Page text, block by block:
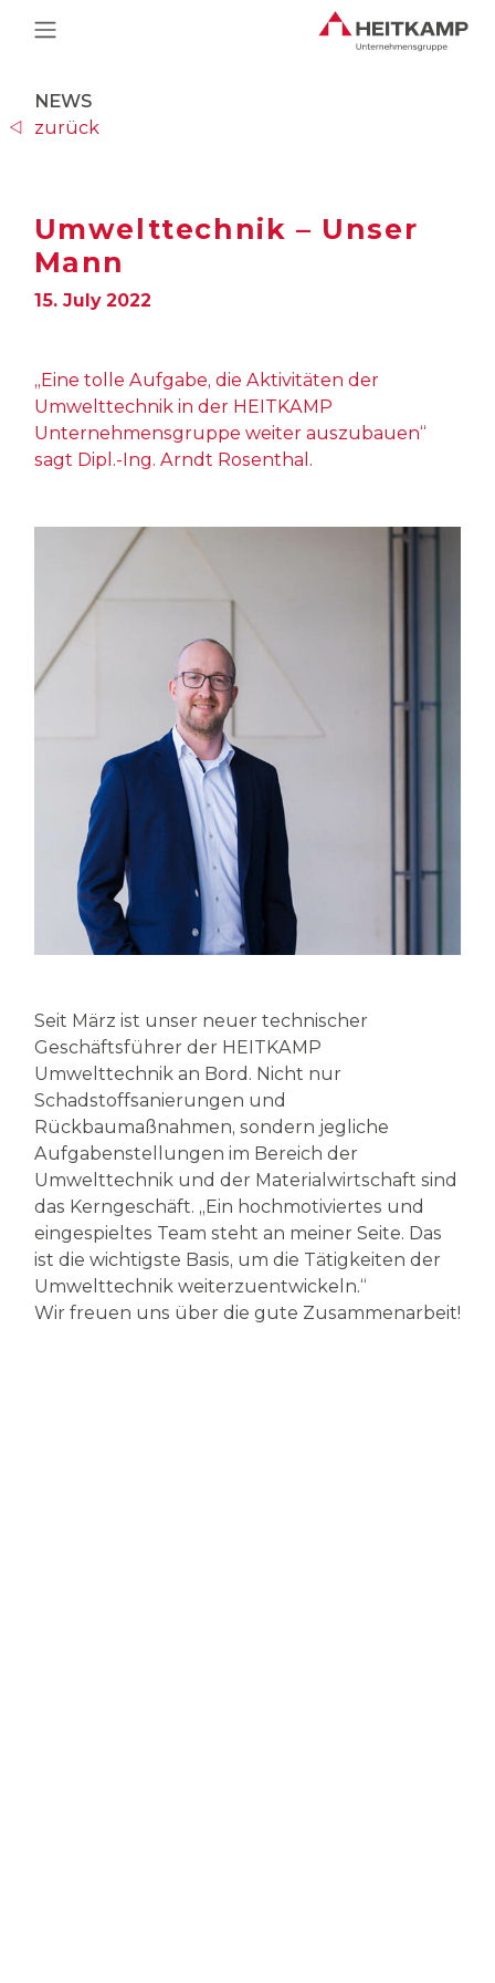
Main Navigation
NEWS
zurück
Umwelttechnik – Unser
Mann
15. July 2022
„Eine tolle Aufgabe, die Aktivitäten der
Umwelttechnik in der HEITKAMP
Unternehmensgruppe weiter auszubauen“
sagt Dipl.-Ing. Arndt Rosenthal.
Seit März ist unser neuer technischer
Geschäftsführer der HEITKAMP
Umwelttechnik an Bord. Nicht nur
Schadstoffsanierungen und
Rückbaumaßnahmen, sondern jegliche
Aufgabenstellungen im Bereich der
Umwelttechnik und der Materialwirtschaft sind
das Kerngeschäft. „Ein hochmotiviertes und
eingespieltes Team steht an meiner Seite. Das
ist die wichtigste Basis, um die Tätigkeiten der
Umwelttechnik weiterzuentwickeln.“
Wir freuen uns über die gute Zusammenarbeit!